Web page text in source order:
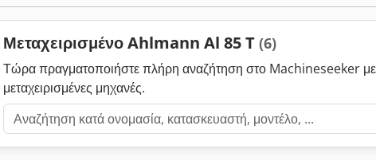
Μεταχειρισμένο Ahlmann Al 85 T (6)
Τώρα πραγματοποιήστε πλήρη αναζήτηση στο Machineseeker
μεταχειρισμένες μηχανές.